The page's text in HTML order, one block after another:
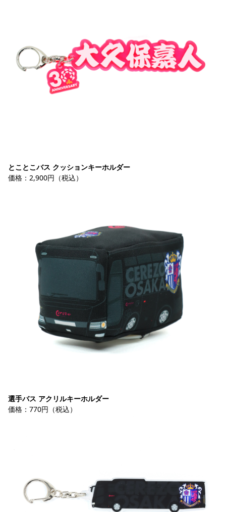
とことこバス クッションキーホルダー
価格：2,900円（税込）
選手バス アクリルキーホルダー
価格：770円（税込）